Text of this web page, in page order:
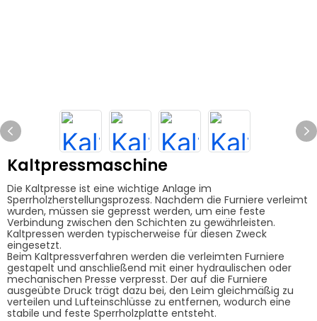
Kaltpressmaschine
Die Kaltpresse ist eine wichtige Anlage im
Sperrholzherstellungsprozess. Nachdem die Furniere verleimt
wurden, müssen sie gepresst werden, um eine feste
Verbindung zwischen den Schichten zu gewährleisten.
Kaltpressen werden typischerweise für diesen Zweck
eingesetzt.
Beim Kaltpressverfahren werden die verleimten Furniere
gestapelt und anschließend mit einer hydraulischen oder
mechanischen Presse verpresst. Der auf die Furniere
ausgeübte Druck trägt dazu bei, den Leim gleichmäßig zu
verteilen und Lufteinschlüsse zu entfernen, wodurch eine
stabile und feste Sperrholzplatte entsteht.